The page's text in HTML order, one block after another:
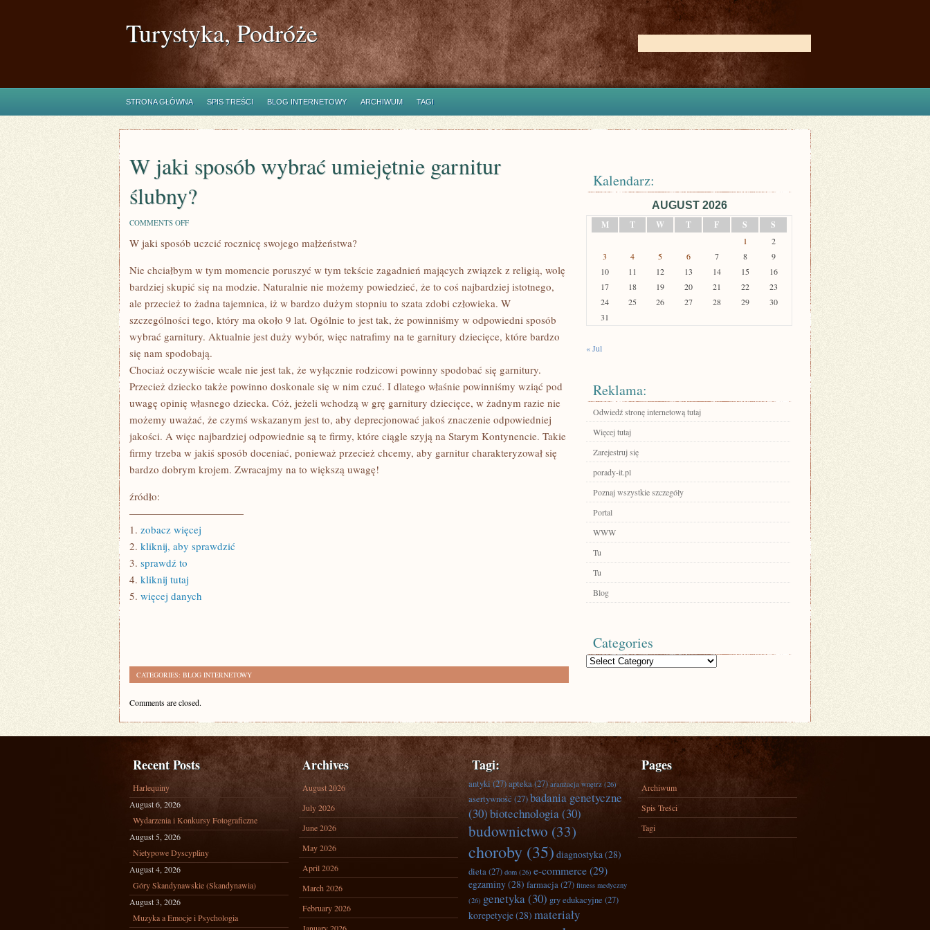
Turystyka, Podróże
STRONA GŁÓWNA SPIS TREŚCI BLOG INTERNETOWY ARCHIWUM TAGI
W jaki sposób wybrać umiejętnie garnitur
ślubny?
COMMENTS OFFON
JAKI
UMIEJĘTNIE
GARNITUR
ŚLUBNY?
W jaki sposób uczcić rocznicę swojego małżeństwa?
Nie chciałbym w tym momencie poruszyć w tym tekście zagadnień mających związek z religią, wolę
bardziej skupić się na modzie. Naturalnie nie możemy powiedzieć, że to coś najbardziej istotnego,
ale przecież to żadna tajemnica, iż w bardzo dużym stopniu to szata zdobi człowieka. W
szczególności tego, który ma około 9 lat. Ogólnie to jest tak, że powinniśmy w odpowiedni sposób
wybrać garnitury. Aktualnie jest duży wybór, więc natrafimy na te garnitury dziecięce, które bardzo
się nam spodobają.
Chociaż oczywiście wcale nie jest tak, że wyłącznie rodzicowi powinny spodobać się garnitury.
Przecież dziecko także powinno doskonale się w nim czuć. I dlatego właśnie powinniśmy wziąć pod
uwagę opinię własnego dziecka. Cóż, jeżeli wchodzą w grę garnitury dziecięce, w żadnym razie nie
możemy uważać, że czymś wskazanym jest to, aby deprecjonować jakoś znaczenie odpowiedniej
jakości. A więc najbardziej odpowiednie są te firmy, które ciągle szyją na Starym Kontynencie. Takie
firmy trzeba w jakiś sposób doceniać, ponieważ przecież chcemy, aby garnitur charakteryzował się
bardzo dobrym krojem. Zwracajmy na to większą uwagę!
źródło:
———————————
1. zobacz więcej
2. kliknij, aby sprawdzić
3. sprawdź to
4. kliknij tutaj
5. więcej danych
CATEGORIES: BLOG INTERNETOWY
Comments are closed.
Kalendarz:
AUGUST 2026
M
T W T F S S
1
2
3
4 5 6 7 8
9
10
11 12 13 14 15
16
17
18 19 20 21 22
23
24
25 26 27 28 29
30
31
« Jul
Reklama:
Odwiedź stronę internetową tutaj
Więcej tutaj
Zarejestruj się
porady-it.pl
Poznaj wszystkie szczegóły
Portal
WWW
Tu
Tu
Blog
Categories
Categories
Recent Posts
Harlequiny
August 6, 2026
Wydarzenia i Konkursy Fotograficzne
August 5, 2026
Nietypowe Dyscypliny
August 4, 2026
Góry Skandynawskie (Skandynawia)
August 3, 2026
Muzyka a Emocje i Psychologia
Archives
August 2026
July 2026
June 2026
May 2026
April 2026
March 2026
February 2026
Tagi:
antyki(27)apteka(27) aranżacja wnętrz (26)
asertywność (27)badania genetyczne
(30)biotechnologia(30)
budownictwo (33)
choroby (35) diagnostyka(28)
dieta(27) dom (26) e-commerce(29)
egzaminy(28) farmacja(27) fitness medyczny
(26) genetyka(30) gry edukacyjne (27)
korepetycje(28) materiały
Pages
Archiwum
Spis Treści
Tagi